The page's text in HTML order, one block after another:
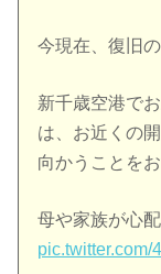
今現在、復旧
新千歳空港で
は、お近くの
向かうことを
母や家族が心
pic.twitter.com/